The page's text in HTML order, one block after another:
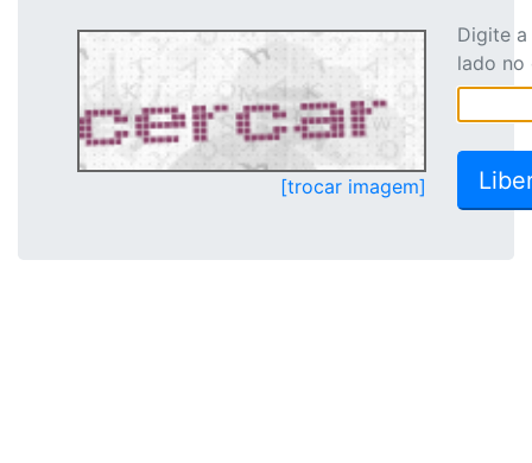
[trocar imagem]
Digite
lado no